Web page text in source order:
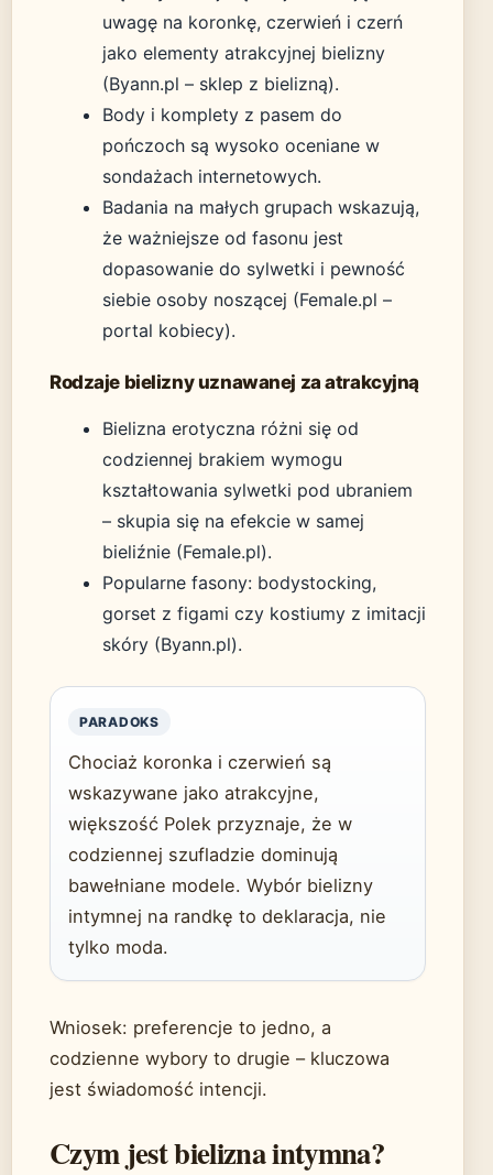
uwagę na koronkę, czerwień i czerń
jako elementy atrakcyjnej bielizny
(Byann.pl – sklep z bielizną).
Body i komplety z pasem do
pończoch są wysoko oceniane w
sondażach internetowych.
Badania na małych grupach wskazują,
że ważniejsze od fasonu jest
dopasowanie do sylwetki i pewność
siebie osoby noszącej (Female.pl –
portal kobiecy).
Rodzaje bielizny uznawanej za atrakcyjną
Bielizna erotyczna różni się od
codziennej brakiem wymogu
kształtowania sylwetki pod ubraniem
– skupia się na efekcie w samej
bieliźnie (Female.pl).
Popularne fasony: bodystocking,
gorset z figami czy kostiumy z imitacji
skóry (Byann.pl).
PARADOKS
Chociaż koronka i czerwień są
wskazywane jako atrakcyjne,
większość Polek przyznaje, że w
codziennej szufladzie dominują
bawełniane modele. Wybór bielizny
intymnej na randkę to deklaracja, nie
tylko moda.
Wniosek: preferencje to jedno, a
codzienne wybory to drugie – kluczowa
jest świadomość intencji.
Czym jest bielizna intymna?